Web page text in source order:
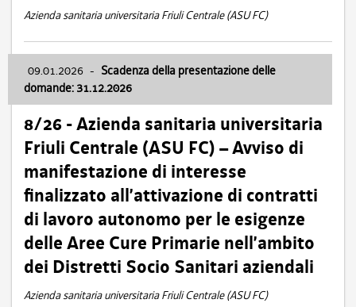
Azienda sanitaria universitaria Friuli Centrale (ASU FC)
09.01.2026 - Scadenza della presentazione delle
domande: 31.12.2026
8/26 - Azienda sanitaria universitaria
Friuli Centrale (ASU FC) – Avviso di
manifestazione di interesse
finalizzato all’attivazione di contratti
di lavoro autonomo per le esigenze
delle Aree Cure Primarie nell’ambito
dei Distretti Socio Sanitari aziendali
Azienda sanitaria universitaria Friuli Centrale (ASU FC)